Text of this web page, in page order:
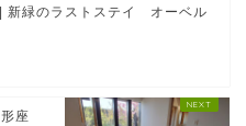
新緑のラストステイ オーベル
形座